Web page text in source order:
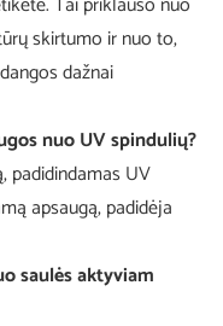
skirtumo ir nuo to,
dažnai
nuo UV spindulių?
padidindamas UV
apsaugą, padidėja
saulės aktyviam